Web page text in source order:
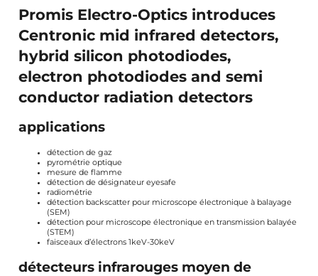
Promis Electro-Optics introduces
Centronic mid infrared detectors,
hybrid silicon photodiodes,
electron photodiodes and semi
conductor radiation detectors
applications
détection de gaz
pyrométrie optique
mesure de flamme
détection de désignateur eyesafe
radiométrie
détection backscatter pour microscope électronique à balayage
(SEM)
détection pour microscope électronique en transmission balayée
(STEM)
faisceaux d’électrons 1keV-30keV
détecteurs infrarouges moyen de